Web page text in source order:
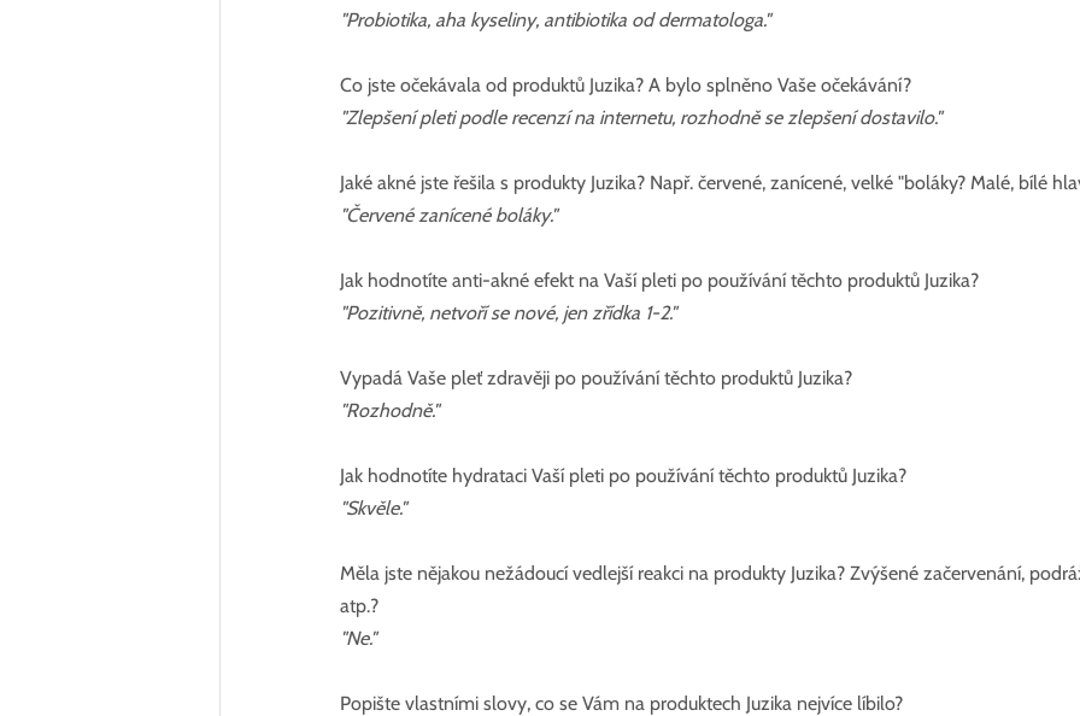
"Probiotika, aha kyseliny, antibiotika od dermatologa."
Co jste očekávala od produktů Juzika? A bylo splněno Vaše očekávání?
"Zlepšení pleti podle recenzí na internetu, rozhodně se zlepšení dostavilo."
Jaké akné jste řešila s produkty Juzika? Např. červené, zanícené, velké "boláky? Malé, bílé
"Červené zanícené boláky."
Jak hodnotíte anti-akné efekt na Vaší pleti po používání těchto produktů Juzika?
"Pozitivně, netvoří se nové, jen zřídka 1-2."
Vypadá Vaše pleť zdravěji po používání těchto produktů Juzika?
"Rozhodně."
Jak hodnotíte hydrataci Vaší pleti po používání těchto produktů Juzika?
"Skvěle."
Měla jste nějakou nežádoucí vedlejší reakci na produkty Juzika? Zvýšené začervenání,
atp.?
"Ne."
Popište vlastními slovy, co se Vám na produktech Juzika nejvíce líbilo?